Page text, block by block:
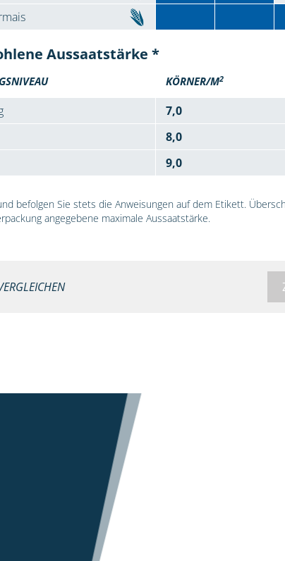
Aussaatstärke *
KÖRNER/M2
7,0
8,0
9,0
befolgen Sie stets die Anweisungen auf dem Etikett.
angegebene maximale Aussaatstärke.